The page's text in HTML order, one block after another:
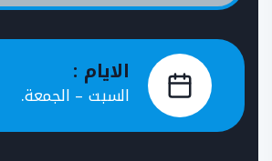
الايام :
السبت – الجمعة.